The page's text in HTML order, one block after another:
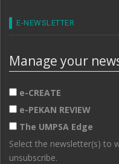
E-NEWSLETTER
Manage your
e-CREATE
e-PEKAN REVIEW
The UMPSA Edge
Select the newsletter(s) to
unsubscribe.